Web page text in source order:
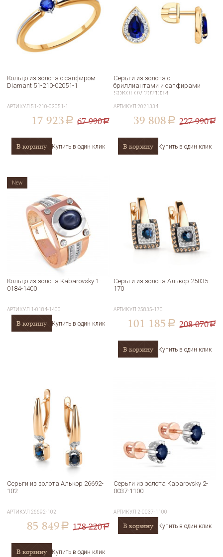
Кольцо из золота с сапфиром
Diamant 51-210-02051-1
АРТИКУЛ51-210-02051-1
17 923 a 67 990a
В корзину Купить в один клик
Серьги из золота с
бриллиантами и сапфирами
SOKOLOV 2021334
АРТИКУЛ 2021334
39 808 a 227 990a
В корзину Купить в один клик
Кольцо из золота Kabarovsky 1-
0184-1400
АРТИКУЛ 1-0184-1400
В корзину Купить в один клик
New
Серьги из золота Алькор 25835-
170
АРТИКУЛ 25835-170
101 185 a 208 070a
В корзину Купить в один клик
Серьги из золота Алькор 26692-
102
АРТИКУЛ 26692-102
85 849 a 178 220a
В корзину Купить в один клик
Серьги из золота Kabarovsky 2-
0037-1100
АРТИКУЛ 2-0037-1100
В корзину Купить в один клик